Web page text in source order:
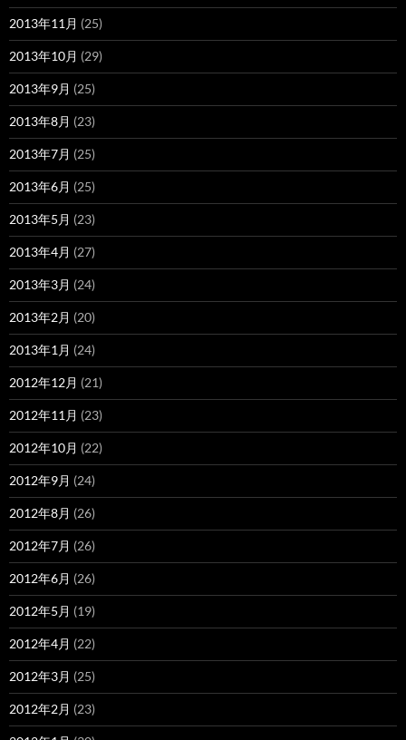
2013年11月 (25)
2013年10月 (29)
2013年9月 (25)
2013年8月 (23)
2013年7月 (25)
2013年6月 (25)
2013年5月 (23)
2013年4月 (27)
2013年3月 (24)
2013年2月 (20)
2013年1月 (24)
2012年12月 (21)
2012年11月 (23)
2012年10月 (22)
2012年9月 (24)
2012年8月 (26)
2012年7月 (26)
2012年6月 (26)
2012年5月 (19)
2012年4月 (22)
2012年3月 (25)
2012年2月 (23)